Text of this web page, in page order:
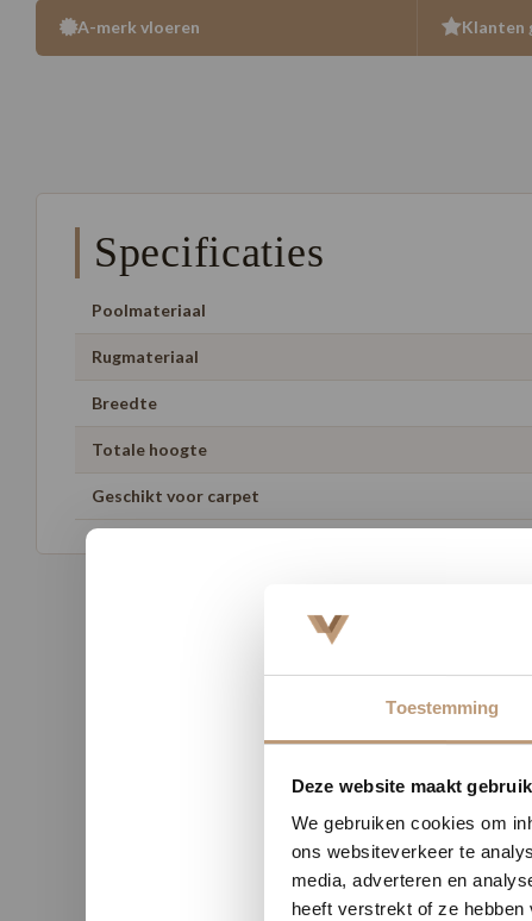
Nu
Toestemming
Deze website maakt
We gebruiken cookies om
ons websiteverkeer te
media, adverteren en
heeft verstrekt of ze
A-merk vloeren Klanten
Specificaties
Poolmateriaal
Rugmateriaal
Breedte
Totale hoogte
Geschikt voor carpet
Sophie uit Arnhem -
Snelle levering, mooie vloer